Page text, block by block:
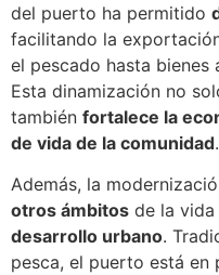
del puerto ha permitido
facilitando la
el pescado hasta bienes
Esta dinamización no
también fortalece la
de vida de la comunidad.
Además, la
otros ámbitos de la
desarrollo urbano.
pesca, el puerto está